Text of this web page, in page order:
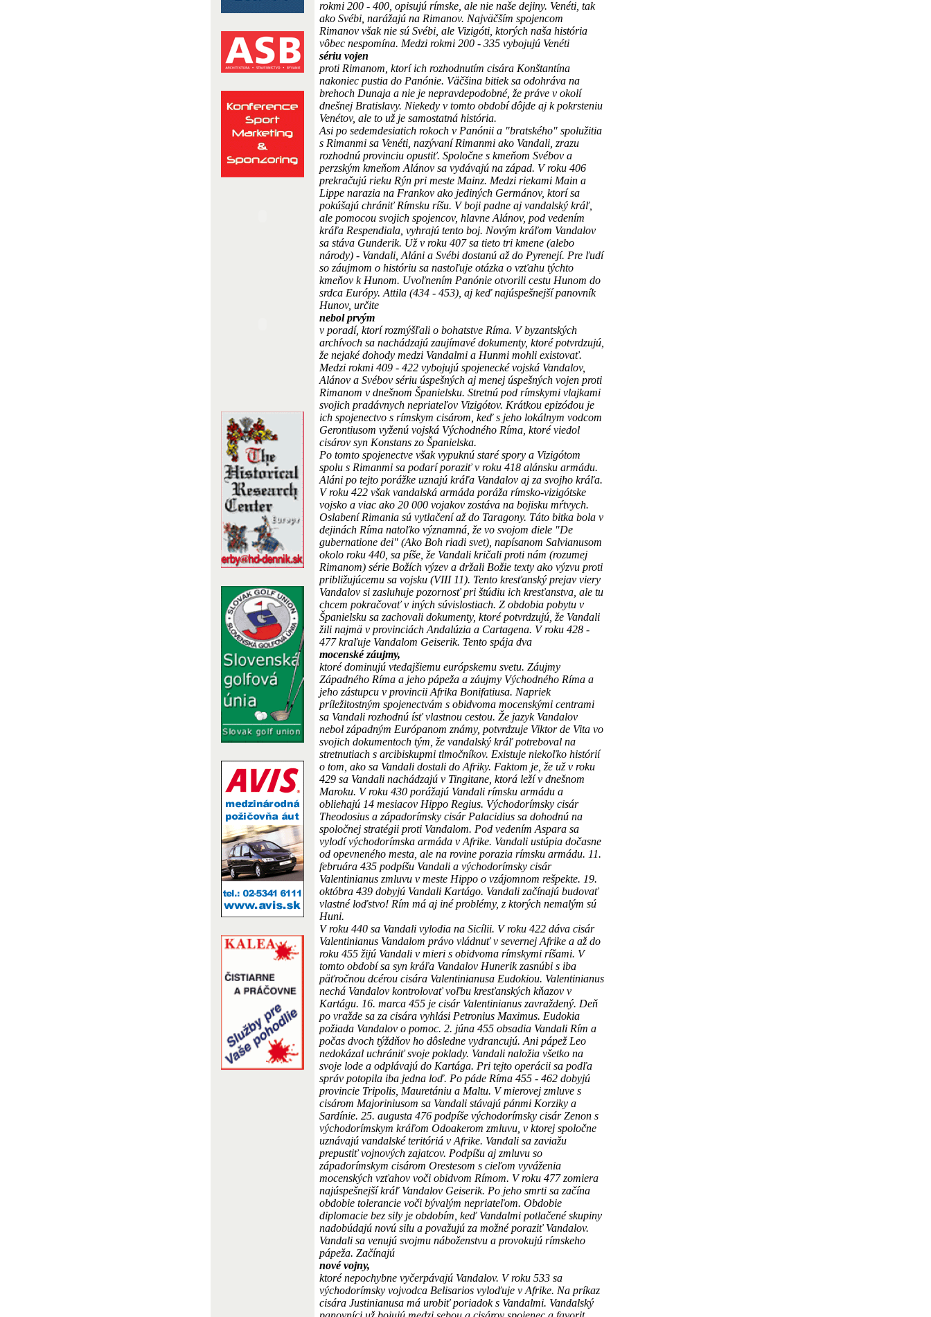
rokmi 200 - 400, opisujú rímske, ale nie naše dejiny. Venéti, tak
ako Svébi, narážajú na Rimanov. Najväčším spojencom
Rimanov však nie sú Svébi, ale Vizigóti, ktorých naša história
vôbec nespomína. Medzi rokmi 200 - 335 vybojujú Venéti
sériu vojen
proti Rimanom, ktorí ich rozhodnutím cisára Konštantína
nakoniec pustia do Panónie. Väčšina bitiek sa odohráva na
brehoch Dunaja a nie je nepravdepodobné, že práve v okolí
dnešnej Bratislavy. Niekedy v tomto období dôjde aj k pokrsteniu
Venétov, ale to už je samostatná história.
Asi po sedemdesiatich rokoch v Panónii a "bratského" spolužitia
s Rimanmi sa Venéti, nazývaní Rimanmi ako Vandali, zrazu
rozhodnú provinciu opustiť. Spoločne s kmeňom Svébov a
perzským kmeňom Alánov sa vydávajú na západ. V roku 406
prekračujú rieku Rýn pri meste Mainz. Medzi riekami Main a
Lippe narazia na Frankov ako jediných Germánov, ktorí sa
pokúšajú chrániť Rímsku ríšu. V boji padne aj vandalský kráľ,
ale pomocou svojich spojencov, hlavne Alánov, pod vedením
kráľa Respendiala, vyhrajú tento boj. Novým kráľom Vandalov
sa stáva Gunderik. Už v roku 407 sa tieto tri kmene (alebo
národy) - Vandali, Aláni a Svébi dostanú až do Pyrenejí. Pre ľudí
so záujmom o históriu sa nastoľuje otázka o vzťahu týchto
kmeňov k Hunom. Uvoľnením Panónie otvorili cestu Hunom do
srdca Európy. Attila (434 - 453), aj keď najúspešnejší panovník
Hunov, určite
nebol prvým
v poradí, ktorí rozmýšľali o bohatstve Ríma. V byzantských
archívoch sa nachádzajú zaujímavé dokumenty, ktoré potvrdzujú,
že nejaké dohody medzi Vandalmi a Hunmi mohli existovať.
Medzi rokmi 409 - 422 vybojujú spojenecké vojská Vandalov,
Alánov a Svébov sériu úspešných aj menej úspešných vojen proti
Rimanom v dnešnom Španielsku. Stretnú pod rímskymi vlajkami
svojich pradávnych nepriateľov Vizigótov. Krátkou epizódou je
ich spojenectvo s rímskym cisárom, keď s jeho lokálnym vodcom
Gerontiusom vyženú vojská Východného Ríma, ktoré viedol
cisárov syn Konstans zo Španielska.
Po tomto spojenectve však vypuknú staré spory a Vizigótom
spolu s Rimanmi sa podarí poraziť v roku 418 alánsku armádu.
Aláni po tejto porážke uznajú kráľa Vandalov aj za svojho kráľa.
V roku 422 však vandalská armáda poráža rímsko-vizigótske
vojsko a viac ako 20 000 vojakov zostáva na bojisku mŕtvych.
Oslabení Rimania sú vytlačení až do Taragony. Táto bitka bola v
dejinách Ríma natoľko významná, že vo svojom diele "De
gubernatione dei" (Ako Boh riadi svet), napísanom Salvianusom
okolo roku 440, sa píše, že Vandali kričali proti nám (rozumej
Rimanom) série Božích výzev a držali Božie texty ako výzvu proti
približujúcemu sa vojsku (VIII 11). Tento kresťanský prejav viery
Vandalov si zasluhuje pozornosť pri štúdiu ich kresťanstva, ale tu
chcem pokračovať v iných súvislostiach. Z obdobia pobytu v
Španielsku sa zachovali dokumenty, ktoré potvrdzujú, že Vandali
žili najmä v provinciách Andalúzia a Cartagena. V roku 428 -
477 kraľuje Vandalom Geiserik. Tento spája dva
mocenské záujmy,
ktoré dominujú vtedajšiemu európskemu svetu. Záujmy
Západného Ríma a jeho pápeža a záujmy Východného Ríma a
jeho zástupcu v provincii Afrika Bonifatiusa. Napriek
príležitostným spojenectvám s obidvoma mocenskými centrami
sa Vandali rozhodnú ísť vlastnou cestou. Že jazyk Vandalov
nebol západným Európanom známy, potvrdzuje Viktor de Vita vo
svojich dokumentoch tým, že vandalský kráľ potreboval na
stretnutiach s arcibiskupmi tlmočníkov. Existuje niekoľko histórií
o tom, ako sa Vandali dostali do Afriky. Faktom je, že už v roku
429 sa Vandali nachádzajú v Tingitane, ktorá leží v dnešnom
Maroku. V roku 430 porážajú Vandali rímsku armádu a
obliehajú 14 mesiacov Hippo Regius. Východorímsky cisár
Theodosius a západorímsky cisár Palacidius sa dohodnú na
spoločnej stratégii proti Vandalom. Pod vedením Aspara sa
vylodí východorímska armáda v Afrike. Vandali ustúpia dočasne
od opevneného mesta, ale na rovine porazia rímsku armádu. 11.
februára 435 podpíšu Vandali a východorímsky cisár
Valentinianus zmluvu v meste Hippo o vzájomnom rešpekte. 19.
októbra 439 dobyjú Vandali Kartágo. Vandali začínajú budovať
vlastné loďstvo! Rím má aj iné problémy, z ktorých nemalým sú
Huni.
V roku 440 sa Vandali vylodia na Sicílii. V roku 422 dáva cisár
Valentinianus Vandalom právo vládnuť v severnej Afrike a až do
roku 455 žijú Vandali v mieri s obidvoma rímskymi ríšami. V
tomto období sa syn kráľa Vandalov Hunerik zasnúbi s iba
päťročnou dcérou cisára Valentinianusa Eudokiou. Valentinianus
nechá Vandalov kontrolovať voľbu kresťanských kňazov v
Kartágu. 16. marca 455 je cisár Valentinianus zavraždený. Deň
po vražde sa za cisára vyhlási Petronius Maximus. Eudokia
požiada Vandalov o pomoc. 2. júna 455 obsadia Vandali Rím a
počas dvoch týždňov ho dôsledne vydrancujú. Ani pápež Leo
nedokázal uchrániť svoje poklady. Vandali naložia všetko na
svoje lode a odplávajú do Kartága. Pri tejto operácii sa podľa
správ potopila iba jedna loď. Po páde Ríma 455 - 462 dobyjú
provincie Tripolis, Mauretániu a Maltu. V mierovej zmluve s
cisárom Majoriniusom sa Vandali stávajú pánmi Korziky a
Sardínie. 25. augusta 476 podpíše východorímsky cisár Zenon s
východorímskym kráľom Odoakerom zmluvu, v ktorej spoločne
uznávajú vandalské teritóriá v Afrike. Vandali sa zaviažu
prepustiť vojnových zajatcov. Podpíšu aj zmluvu so
západorímskym cisárom Orestesom s cieľom vyváženia
mocenských vzťahov voči obidvom Rímom. V roku 477 zomiera
najúspešnejší kráľ Vandalov Geiserik. Po jeho smrti sa začína
obdobie tolerancie voči bývalým nepriateľom. Obdobie
diplomacie bez sily je obdobím, keď Vandalmi potlačené skupiny
nadobúdajú novú silu a považujú za možné poraziť Vandalov.
Vandali sa venujú svojmu náboženstvu a provokujú rímskeho
pápeža. Začínajú
nové vojny,
ktoré nepochybne vyčerpávajú Vandalov. V roku 533 sa
východorímsky vojvodca Belisarios vyloďuje v Afrike. Na príkaz
cisára Justinianusa má urobiť poriadok s Vandalmi. Vandalský